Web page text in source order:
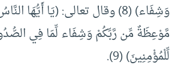
وَشِفَاء) (8) وقال تعالى: (يَا أَيُّهَا
مَّوْعِظَةٌ مِّن رَّبِّكُمْ وَشِفَاء لِّمَا فِي
لِّلْمُؤْمِنِينَ) (9).